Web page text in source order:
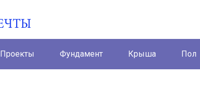
Проекты Фундамент Крыша Пол